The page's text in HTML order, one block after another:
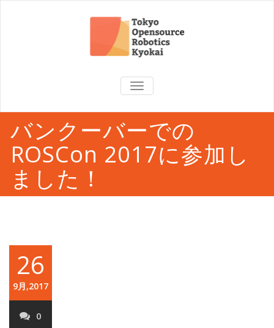
TOGGLE
NAVIGATION
バンクーバーでの
ROSCon 2017に参加し
ました！
26
9月,2017
0